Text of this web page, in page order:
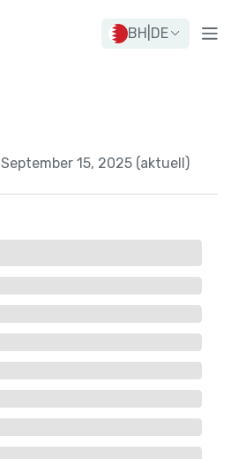
BH DE
September 15, 2025 (aktuell)